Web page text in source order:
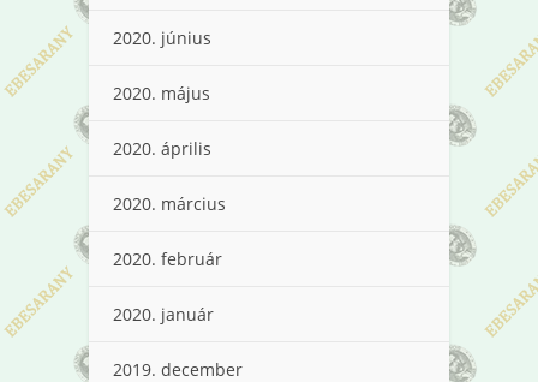
2020. június
2020. május
2020. április
2020. március
2020. február
2020. január
2019. december